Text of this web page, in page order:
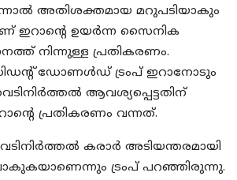
അതിശക്തമായ മറുപടിയാകും
ഇറാന്റെ ഉയര്‍ന്ന സൈനിക
നിന്നുള്ള പ്രതികരണം.
ഡോണള്‍ഡ് ട്രംപ് ഇറാനോടും
ആവശ്യപ്പെട്ടതിന്
പ്രതികരണം വന്നത്.
കരാര്‍ അടിയന്തരമായി
ട്രംപ് പറഞ്ഞിരുന്നു.